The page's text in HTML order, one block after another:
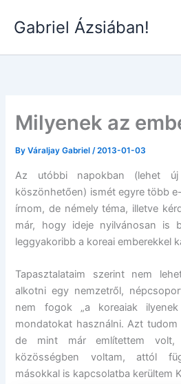
Gabriel Ázsiában!
Milyenek az
ByVáraljay Gabriel/2013-01-03
Az utóbbi napokban (lehet új
köszönhetően) ismét egyre több
írnom, de némely téma, illetve
már, hogy ideje nyilvánosan is
leggyakoribb a koreai emberekkel
Tapasztalataim szerint nem
alkotni egy nemzetről,
nem fogok „a koreaiak
mondatokat használni. Azt tudom
de mint már említettem
közösségben voltam, attól
másokkal is kapcsolatba kerültem